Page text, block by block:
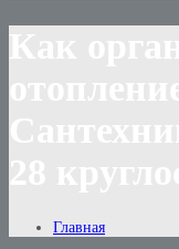
Главная